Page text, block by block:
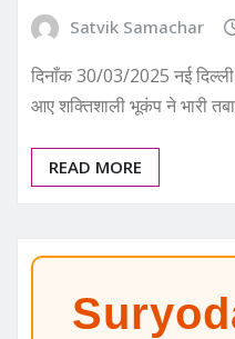
Satvik Samachar
दिनाँक 30/03/2025 नई
आए शक्तिशाली भूकंप ने भारी
READ MORE